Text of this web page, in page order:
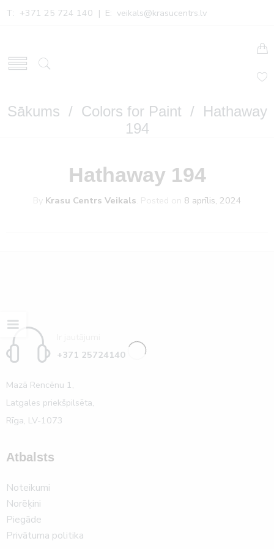
T: +371 25 724 140 | E: veikals@krasucentrs.lv
Sākums / Colors for Paint / Hathaway
194
Hathaway 194
By Krasu Centrs Veikals Posted on 8 aprīlis, 2024
+371 25724140
Mazā Rencēnu 1,
Latgales priekšpilsēta,
Rīga, LV-1073
Atbalsts
Noteikumi
Norēķini
Piegāde
Privātuma politika